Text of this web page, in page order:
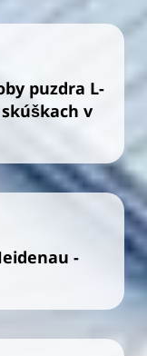
puzdra L-
v
-